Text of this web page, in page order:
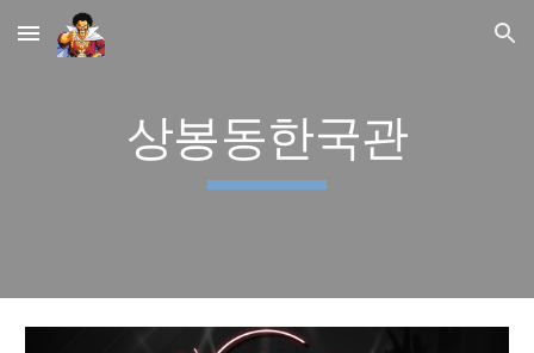
Skip to main content Skip to navigation
상봉동한국관